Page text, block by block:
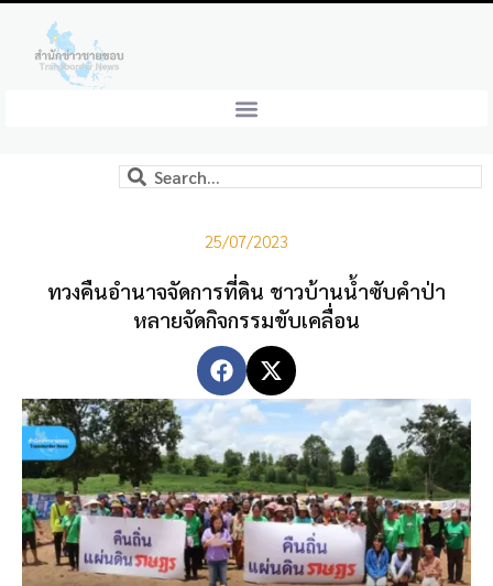
25/07/2023
ทวงคืนอำนาจจัดการที่ดิน ชาวบ้านน้ำซับคำป่า
หลายจัดกิจกรรมขับเคลื่อน